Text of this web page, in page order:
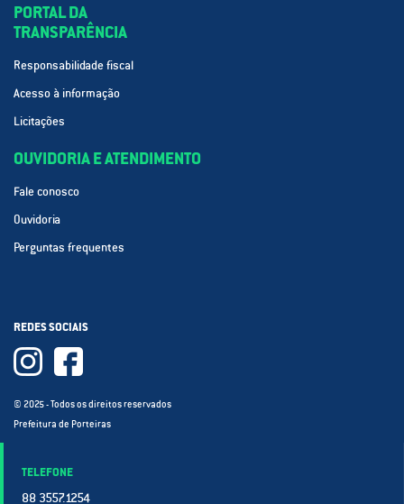
PORTAL DA
TRANSPARÊNCIA
Responsabilidade fiscal
Acesso à informação
Licitações
OUVIDORIA E ATENDIMENTO
Fale conosco
Ouvidoria
Perguntas frequentes
REDES SOCIAIS
© 2025 - Todos os direitos reservados
Prefeitura de Porteiras
TELEFONE
88 3557.1254